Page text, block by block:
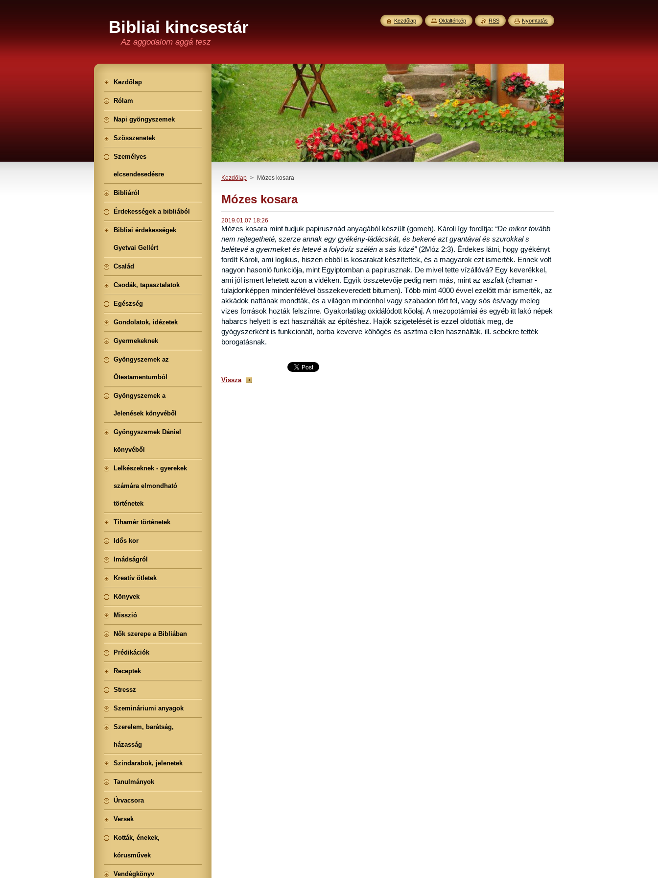
Bibliai kincsestár
Az aggodalom aggá tesz
Kezdőlap > Mózes kosara
Mózes kosara
2019.01.07 18:26
Mózes kosara mint tudjuk papirusznád anyagából készült (gomeh). Károli így fordítja: “De mikor tovább
nem rejtegetheté, szerze annak egy gyékény-ládácskát, és bekené azt gyantával és szurokkal s
belétevé a gyermeket és letevé a folyóvíz szélén a sás közé” (2Móz 2:3). Érdekes látni, hogy gyékényt
fordít Károli, ami logikus, hiszen ebből is kosarakat készítettek, és a magyarok ezt ismerték. Ennek volt
nagyon hasonló funkciója, mint Egyiptomban a papirusznak. De mivel tette vízállóvá? Egy keverékkel,
ami jól ismert lehetett azon a vidéken. Egyik összetevője pedig nem más, mint az aszfalt (chamar -
tulajdonképpen mindenfélével összekeveredett bitumen). Több mint 4000 évvel ezelőtt már ismerték, az
akkádok naftának mondták, és a világon mindenhol vagy szabadon tört fel, vagy sós és/vagy meleg
vizes források hozták felszínre. Gyakorlatilag oxidálódott kőolaj. A mezopotámiai és egyéb itt lakó népek
habarcs helyett is ezt használták az építéshez. Hajók szigetelését is ezzel oldották meg, de
gyógyszerként is funkcionált, borba keverve köhögés és asztma ellen használták, ill. sebekre tették
borogatásnak.
Vissza
Kezdőlap
Rólam
Napi gyöngyszemek
Szösszenetek
Személyes
elcsendesedésre
Bibliáról
Érdekességek a bibliából
Bibliai érdekességek
Gyetvai Gellért
Család
Csodák, tapasztalatok
Egészség
Gondolatok, idézetek
Gyermekeknek
Gyöngyszemek az
Ótestamentumból
Gyöngyszemek a
Jelenések könyvéből
Gyöngyszemek Dániel
könyvéből
Lelkészeknek - gyerekek
számára elmondható
történetek
Tihamér történetek
Idős kor
Imádságról
Kreatív ötletek
Könyvek
Misszió
Nők szerepe a Bibliában
Prédikációk
Receptek
Stressz
Szemináriumi anyagok
Szerelem, barátság,
házasság
Szindarabok, jelenetek
Tanulmányok
Úrvacsora
Versek
Kották, énekek,
kórusművek
Vendégkönyv
Kezdőlap Oldaltérkép RSS Nyomtatás